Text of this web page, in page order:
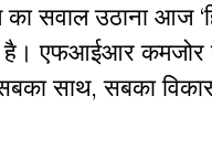
सवाल उठाना आज
है। एफआईआर
साथ, सबका